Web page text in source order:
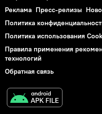
Реклама Пресс-релизы
Политика
Политика использования
Правила применения
технологий
Обратная связь